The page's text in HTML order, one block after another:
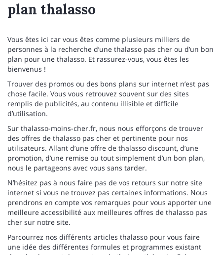
plan thalasso
Vous êtes ici car vous êtes comme plusieurs milliers de
personnes à la recherche d’une thalasso pas cher ou d’un bon
plan pour une thalasso. Et rassurez-vous, vous êtes les
bienvenus !
Trouver des promos ou des bons plans sur internet n’est pas
chose facile. Vous vous retrouvez souvent sur des sites
remplis de publicités, au contenu illisible et difficile
d’utilisation.
Sur thalasso-moins-cher.fr, nous nous efforçons de trouver
des offres de thalasso pas cher et pertinente pour nos
utilisateurs. Allant d’une offre de thalasso discount, d’une
promotion, d’une remise ou tout simplement d’un bon plan,
nous le partageons avec vous sans tarder.
N’hésitez pas à nous faire pas de vos retours sur notre site
internet si vous ne trouvez pas certaines informations. Nous
prendrons en compte vos remarques pour vous apporter une
meilleure accessibilité aux meilleures offres de thalasso pas
cher sur notre site.
Parcourrez nos différents articles thalasso pour vous faire
une idée des différentes formules et programmes existant